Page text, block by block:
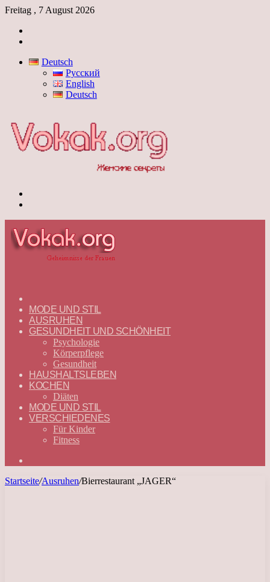
Freitag , 7 August 2026
Deutsch
Русский
English
Deutsch
—
DEUTSCH
MODE UND STIL
AUSRUHEN
GESUNDHEIT UND SCHÖNHEIT
Psychologie
Körperpflege
Gesundheit
HAUSHALTSLEBEN
KOCHEN
Diäten
MODE UND STIL
VERSCHIEDENES
Für Kinder
Fitness
Startseite/Ausruhen/Bierrestaurant „JAGER“